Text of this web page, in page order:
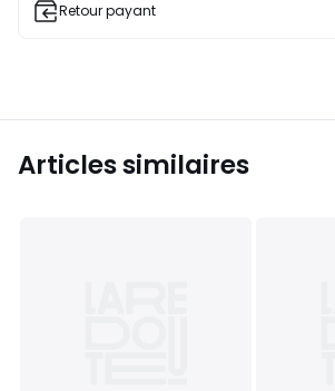
Retour payant
Articles similaires